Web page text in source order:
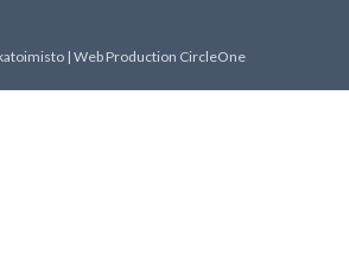
| Web Production CircleOne